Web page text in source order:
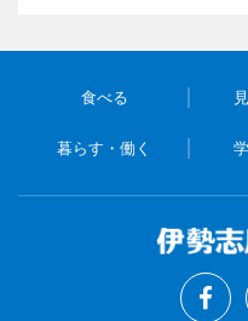
食べる
暮らす・働く